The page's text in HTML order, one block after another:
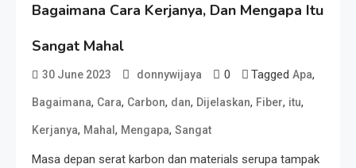
Bagaimana Cara Kerjanya, Dan Mengapa Itu
Sangat Mahal
30 June 2023 donnywijaya 0 Tagged Apa,
Bagaimana, Cara, Carbon, dan, Dijelaskan, Fiber, itu,
Kerjanya, Mahal , Mengapa, Sangat
Masa depan serat karbon dan materials serupa tampak